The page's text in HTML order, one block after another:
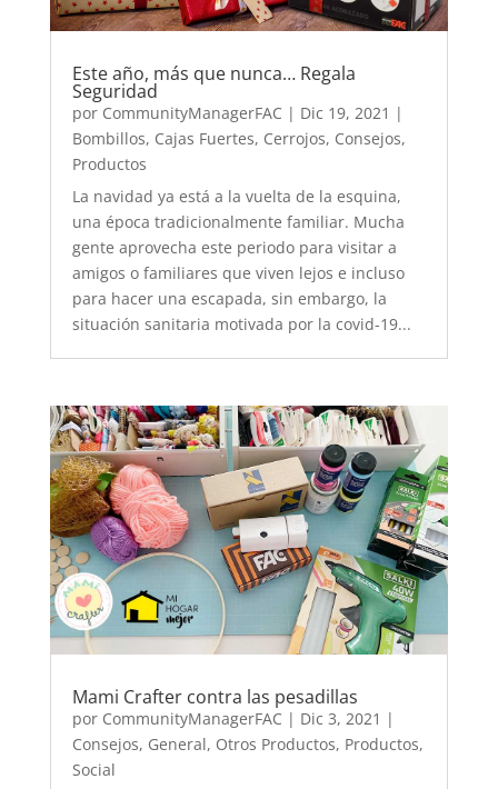
Este año, más que nunca… Regala
Seguridad
por CommunityManagerFAC | Dic 19, 2021 |
Bombillos, Cajas Fuertes, Cerrojos, Consejos,
Productos
La navidad ya está a la vuelta de la esquina,
una época tradicionalmente familiar. Mucha
gente aprovecha este periodo para visitar a
amigos o familiares que viven lejos e incluso
para hacer una escapada, sin embargo, la
situación sanitaria motivada por la covid-19...
Mami Crafter contra las pesadillas
por CommunityManagerFAC | Dic 3, 2021 |
Consejos, General, Otros Productos, Productos,
Social